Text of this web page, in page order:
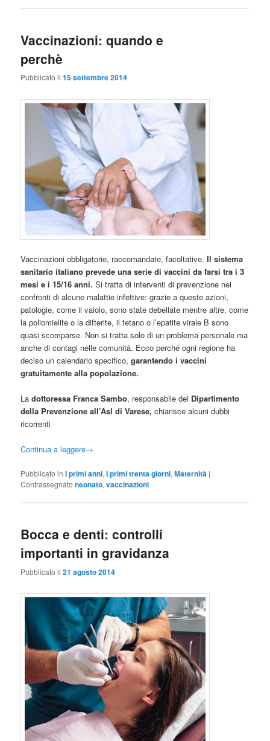
Vaccinazioni: quando e
perchè
Pubblicato il15 settembre 2014
Vaccinazioni obbligatorie, raccomandate, facoltative.Il sistema
sanitario italiano prevede una serie di vaccini da farsi tra i 3
mesi e i 15/16 anni. Si tratta di interventi di prevenzione nei
confronti di alcune malattie infettive: grazie a queste azioni,
patologie, come il vaiolo, sono state debellate mentre altre, come
la poliomielite o la difterite, il tetano o l’epatite virale B sono
quasi scomparse. Non si tratta solo di un problema personale ma
anche di contagi nelle comunità. Ecco perché ogni regione ha
deciso un calendario specifico,garantendo i vaccini
gratuitamente alla popolazione.
Ladottoressa Franca Sambo, responsabile del Dipartimento
della Prevenzione all’Asl di Varese,chiarisce alcuni dubbi
ricorrenti
Continua a leggere→
Pubblicato in I primi anni,I primi trenta giorni,Maternità |
Contrassegnato neonato,vaccinazioni
Bocca e denti: controlli
importanti in gravidanza
Pubblicato il21 agosto 2014